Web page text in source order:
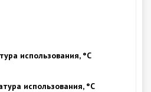
использования, °С
использования, °С